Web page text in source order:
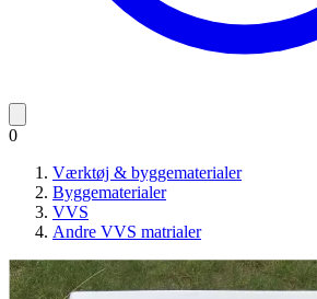
0
Værktøj & byggematerialer
Byggematerialer
VVS
Andre VVS matrialer